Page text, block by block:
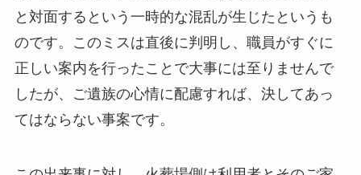
と対面するという一時的な混乱が生じたというも
のです。このミスは直後に判明し、職員がすぐに
正しい案内を行ったことで大事には至りませんで
したが、ご遺族の心情に配慮すれば、決してあっ
てはならない事案です。